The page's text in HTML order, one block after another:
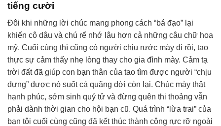
tiếng cười
Đôi khi những lời chúc mang phong cách “bá đạo” lại
khiến cô dâu và chú rể nhớ lâu hơn cả những câu chữ hoa
mỹ. Cuối cùng thì cũng có người chịu rước mày đi rồi, tao
thực sự cảm thấy nhẹ lòng thay cho gia đình mày. Cảm tạ
trời đất đã giúp con bạn thân của tao tìm được người “chịu
đựng” được nó suốt cả quãng đời còn lại. Chúc mày thật
hạnh phúc, sớm sinh quý tử và đừng quên thi thoảng vẫn
phải dành thời gian cho hội bạn cũ. Quá trình “lừa trai” của
bạn tôi cuối cùng cũng đã kết thúc thành công rực rỡ ngoài